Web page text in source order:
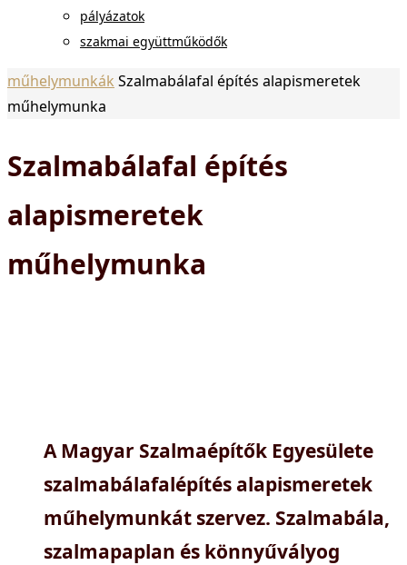
pályázatok
szakmai együttműködők
Otthon
műhelymunkák Szalmabálafal építés alapismeretek
műhelymunka
Szalmabálafal építés
alapismeretek
műhelymunka
A Magyar Szalmaépítők Egyesülete
szalmabálafalépítés alapismeretek
műhelymunkát szervez. Szalmabála,
szalmapaplan és könnyűvályog